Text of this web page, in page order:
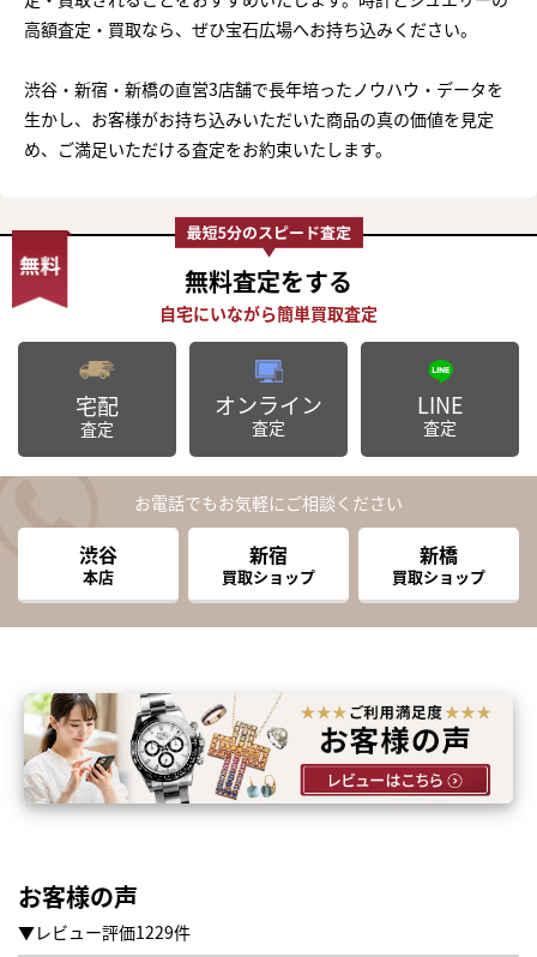
高額査定・買取なら、ぜひ宝石広場へお持ち込みください。
渋谷・新宿・新橋の直営3店舗で長年培ったノウハウ・データを
生かし、お客様がお持ち込みいただいた商品の真の価値を見定
め、ご満足いただける査定をお約束いたします。
無料査定をする
宅配
査定
オンライン
査定
LINE
査定
お電話でもお気軽にご相談ください
渋谷
本店
新宿
買取ショップ
新橋
買取ショップ
お客様の声
▼レビュー評価1229件